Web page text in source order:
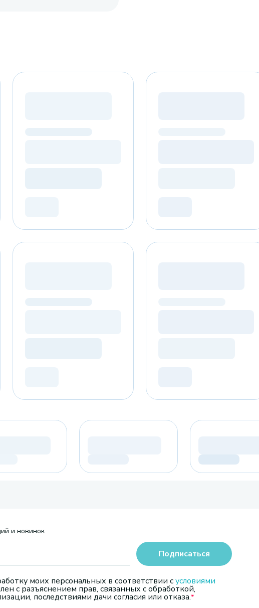
и новинок
моих персональных в соответствии сусловиями
с разъяснением прав, связанных с обработкой,
последствиями дачи согласия или отказа.
Подписаться